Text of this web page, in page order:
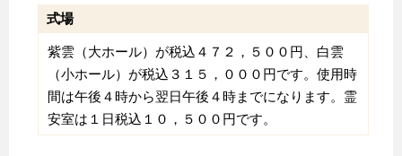
式場
紫雲（大ホール）が税込４７２，５００円、白雲
（小ホール）が税込３１５，０００円です。使用時
間は午後４時から翌日午後４時までになります。霊
安室は１日税込１０，５００円です。